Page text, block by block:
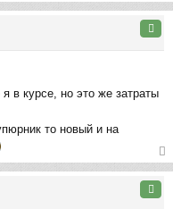
ер
ну
ть
на
в курсе, но это же затраты
то новый и на
ер
ну
ть